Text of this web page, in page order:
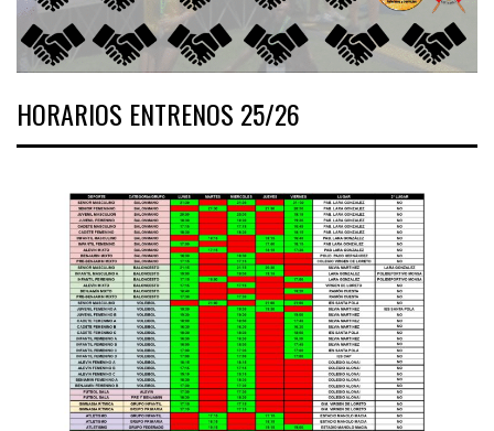
HORARIOS ENTRENOS 25/26